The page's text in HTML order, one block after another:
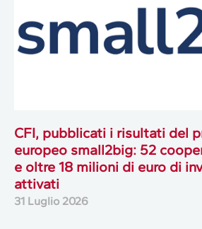
CFI, pubblicati i risultati del
europeo small2big: 52
e oltre 18 milioni di euro di
attivati
31 Luglio 2026